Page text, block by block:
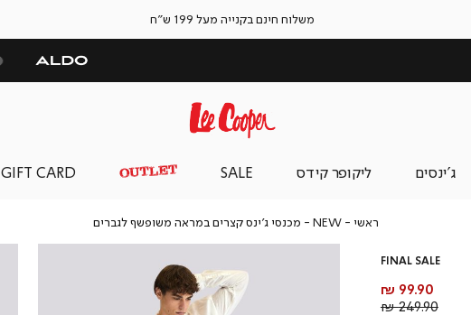
משלוח חינם בקנייה מעל 199 ש"ח
ג'ינסים ליקופר קידס SALE
GIFT CARD
ראשי ראשי
NEW
NEW
מכנסי ג’ינס קצרים במראה משופשף לגבריםמכנסי
FINAL SALE
מחיר
מוצר
99.90 ₪
מחיר
249.90 ₪